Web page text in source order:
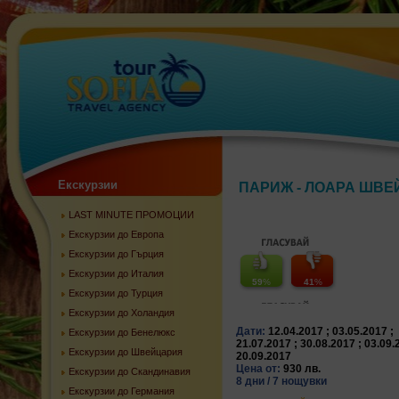
Екскурзии
LAST MINUTE ПРОМОЦИИ
Екскурзии до Европа
Екскурзии до Гърция
Екскурзии до Италия
Екскурзии до Турция
Екскурзии до Холандия
Екскурзии до Бенелюкс
Екскурзии до Швейцария
Екскурзии до Скандинавия
Екскурзии до Германия
ПАРИЖ - ЛОАРА
59% 41%
Дати: 12.04.2017 ; 03.05.2017 ;
21.07.2017 ; 30.08.2017 ;
20.09.2017
Цена от: 930 лв.
8 дни / 7 нощувки